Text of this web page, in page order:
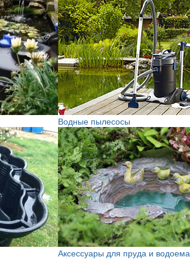
Водные пылесосы
Аксессуары для пруда и водоема